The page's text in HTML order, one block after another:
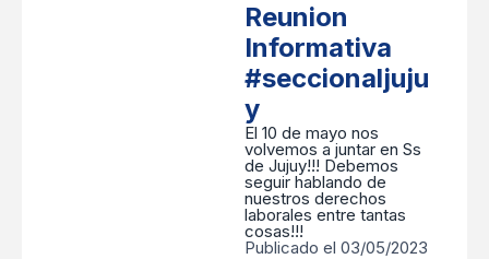
Reunion
Informativa
#seccionaljuju
y
El 10 de mayo nos
volvemos a juntar en Ss
de Jujuy!!! Debemos
seguir hablando de
nuestros derechos
laborales entre tantas
cosas!!!
Publicado el 03/05/2023